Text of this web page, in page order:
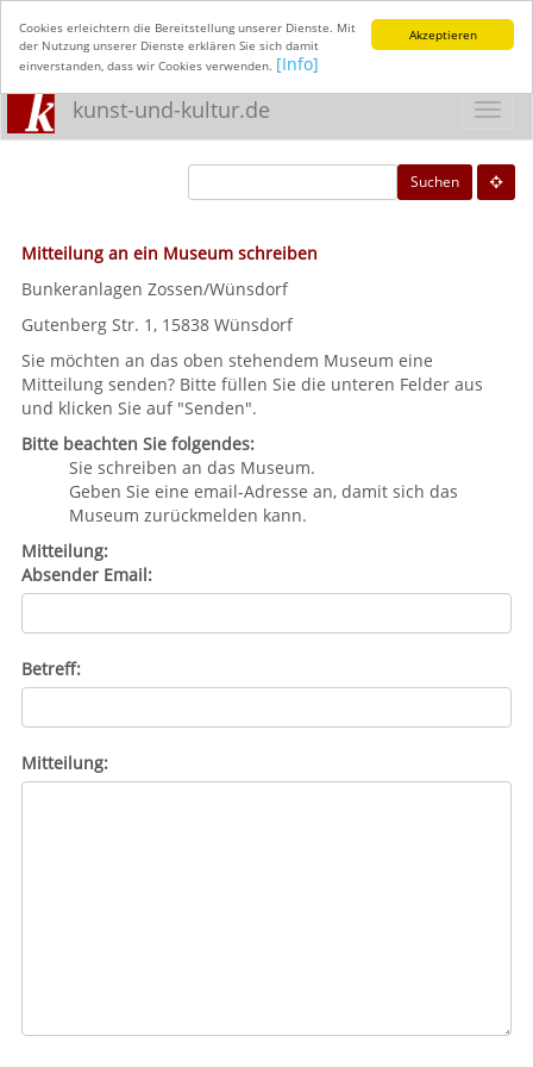
Akzeptieren
Cookies erleichtern die Bereitstellung unserer Dienste. Mit
der Nutzung unserer Dienste erklären Sie sich damit
einverstanden, dass wir Cookies verwenden. [Info]
kunst-und-kultur.de
Suchen
Mitteilung an ein Museum schreiben
Bunkeranlagen Zossen/Wünsdorf
Gutenberg Str. 1, 15838 Wünsdorf
Sie möchten an das oben stehendem Museum eine
Mitteilung senden? Bitte füllen Sie die unteren Felder aus
und klicken Sie auf "Senden".
Bitte beachten Sie folgendes:
Sie schreiben an das Museum.
Geben Sie eine email-Adresse an, damit sich das
Museum zurückmelden kann.
Mitteilung:
Absender Email:
Betreff:
Mitteilung: